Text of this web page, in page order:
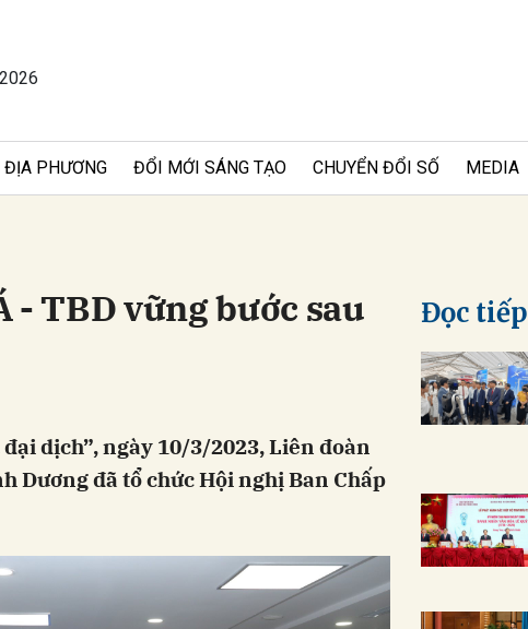
ĐỊA PHƯƠNG ĐỔI MỚI SÁNG TẠO CHUYỂN ĐỔI SỐ MEDIA
- TBD vững bước sau
dịch”, ngày 10/3/2023, Liên đoàn
Dương đã tổ chức Hội nghị Ban Chấp
Đọc tiếp
Gửi